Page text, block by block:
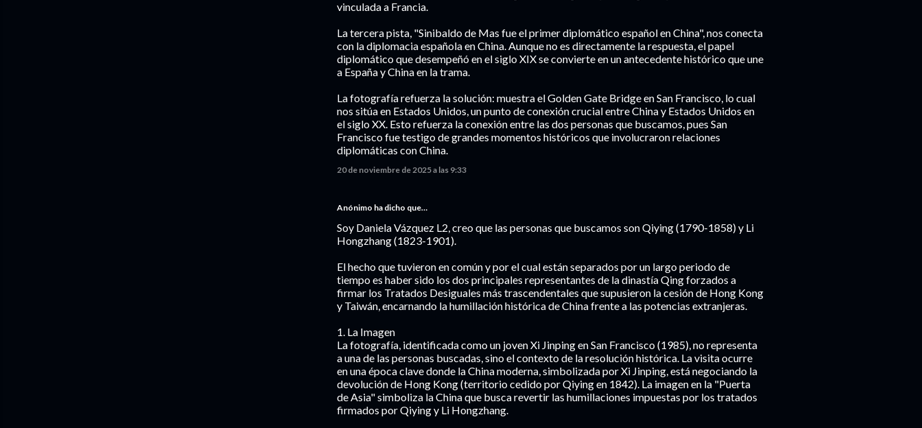
vinculada a Francia.
La tercera pista, "Sinibaldo de Mas fue el primer diplomático español en China", nos conecta
con la diplomacia española en China. Aunque no es directamente la respuesta, el papel
diplomático que desempeñó en el siglo XIX se convierte en un antecedente histórico que une
a España y China en la trama.
La fotografía refuerza la solución: muestra el Golden Gate Bridge en San Francisco, lo cual
nos sitúa en Estados Unidos, un punto de conexión crucial entre China y Estados Unidos en
el siglo XX. Esto refuerza la conexión entre las dos personas que buscamos, pues San
Francisco fue testigo de grandes momentos históricos que involucraron relaciones
diplomáticas con China.
20 de noviembre de 2025 a las 9:33
Anónimo ha dicho que…
Soy Daniela Vázquez L2, creo que las personas que buscamos son Qiying (1790-1858) y Li
Hongzhang (1823-1901).
El hecho que tuvieron en común y por el cual están separados por un largo periodo de
tiempo es haber sido los dos principales representantes de la dinastía Qing forzados a
firmar los Tratados Desiguales más trascendentales que supusieron la cesión de Hong Kong
y Taiwán, encarnando la humillación histórica de China frente a las potencias extranjeras.
1. La Imagen
La fotografía, identificada como un joven Xi Jinping en San Francisco (1985), no representa
a una de las personas buscadas, sino el contexto de la resolución histórica. La visita ocurre
en una época clave donde la China moderna, simbolizada por Xi Jinping, está negociando la
devolución de Hong Kong (territorio cedido por Qiying en 1842). La imagen en la "Puerta
de Asia" simboliza la China que busca revertir las humillaciones impuestas por los tratados
firmados por Qiying y Li Hongzhang.